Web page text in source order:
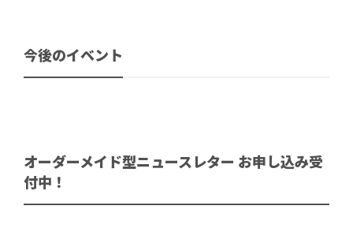
今後のイベント
オーダーメイド型ニュースレター お申し込み受
付中！